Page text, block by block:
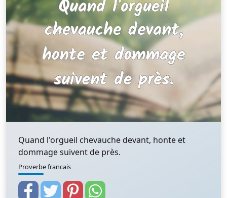
Quand l'orgueil chevauche devant, honte et
dommage suivent de près.
Proverbe francais